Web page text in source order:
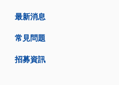
最新消息
常見問題
招募資訊